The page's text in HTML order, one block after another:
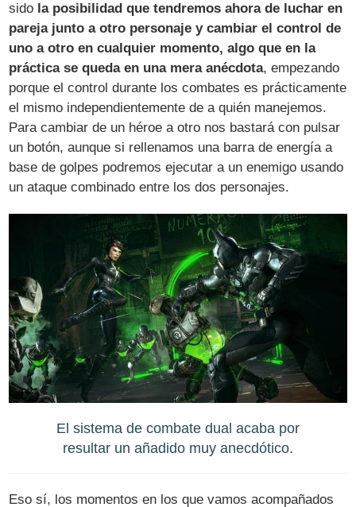
sido la posibilidad que tendremos ahora de luchar en
pareja junto a otro personaje y cambiar el control de
uno a otro en cualquier momento, algo que en la
práctica se queda en una mera anécdota, empezando
porque el control durante los combates es prácticamente
el mismo independientemente de a quién manejemos.
Para cambiar de un héroe a otro nos bastará con pulsar
un botón, aunque si rellenamos una barra de energía a
base de golpes podremos ejecutar a un enemigo usando
un ataque combinado entre los dos personajes.
El sistema de combate dual acaba por
resultar un añadido muy anecdótico.
Eso sí, los momentos en los que vamos acompañados